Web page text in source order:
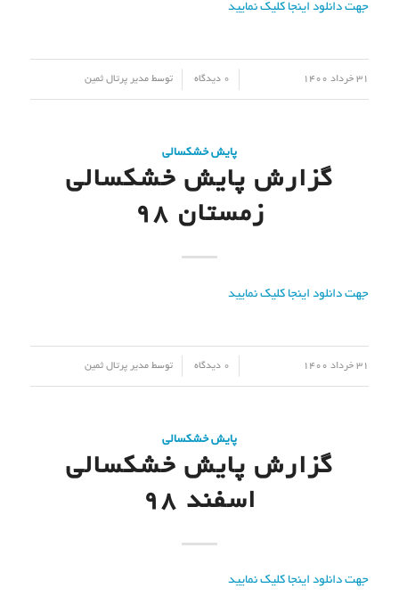
جهت دانلود اینجا کلیک نمایید
31 خرداد 1400 0 دیدگاه توسط مدیر پرتال ثمین
پایش خشکسالی
گزارش پایش خشکسالی
زمستان 98
جهت دانلود اینجا کلیک نمایید
31 خرداد 1400 0 دیدگاه توسط مدیر پرتال ثمین
پایش خشکسالی
گزارش پایش خشکسالی
اسفند 98
جهت دانلود اینجا کلیک نمایید